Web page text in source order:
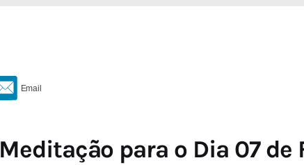
Meditação para o Dia 07 de